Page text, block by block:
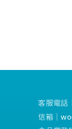
客服電話│
信箱│